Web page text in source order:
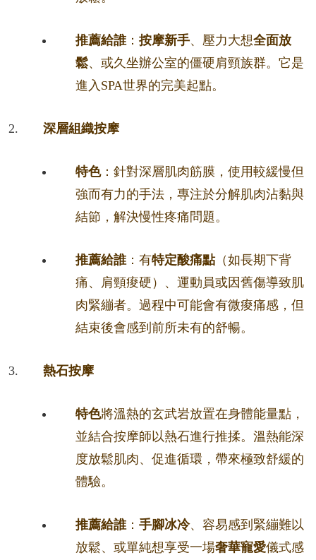
推薦給誰： 按摩新手、壓力大想全面放
鬆、或久坐辦公室的僵硬肩頸族群。它是
進入SPA世界的完美起點。
深層組織按摩
特色：針對深層肌肉筋膜，使用較緩慢但
強而有力的手法，專注於分解肌肉沾黏與
結節，解決慢性疼痛問題。
推薦給誰：有特定酸痛點（如長期下背
痛、肩頸痠硬）、運動員或因舊傷導致肌
肉緊繃者。過程中可能會有微痠痛感，但
結束後會感到前所未有的舒暢。
熱石按摩
特色將溫熱的玄武岩放置在身體能量點，
並結合按摩師以熱石進行推揉。溫熱能深
度放鬆肌肉、促進循環，帶來極致舒緩的
體驗。
推薦給誰： 手腳冰冷、容易感到緊繃難以
放鬆、或單純想享受一場奢華寵愛儀式感